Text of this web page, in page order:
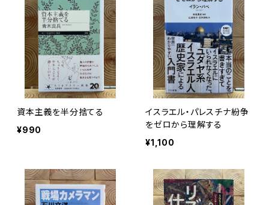
資本主義を半分捨てる
¥990
イスラエル・パレスチナ紛争
をゼロから理解する
¥1,100